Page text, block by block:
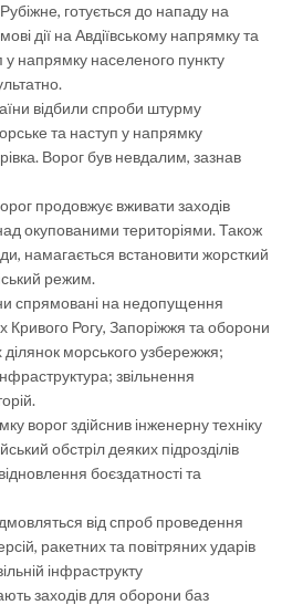
готується до нападу на
дії на Авдіївському напрямку та
напрямку населеного пункту
відбили спроби штурму
та наступ у напрямку
Ворог був невдалим, зазнав
продовжує вживати заходів
окупованими територіями. Також
намагається встановити жорсткий
режим.
спрямовані на недопущення
Кривого Рогу, Запоріжжя та оборони
морського узбережжя;
звільнення
ворог здійснив інженерну техніку
обстріл деяких підрозділів
боєздатності та
від спроб проведення
ракетних та повітряних ударів
інфраструкту
заходів для оборони баз